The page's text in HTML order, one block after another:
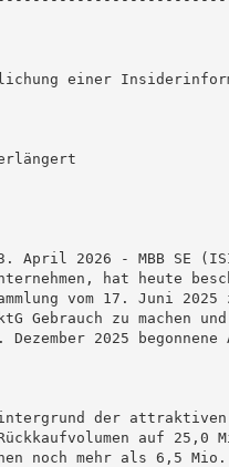
einer
April 2026 - MBB SE
hat heute
vom 17. Juni
Gebrauch zu machen
Dezember 2025
der
auf
noch mehr als 6,5